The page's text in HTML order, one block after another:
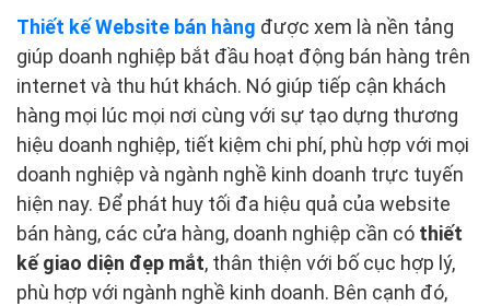
Thiết kế Website bán hàng được xem là nền tảng
giúp doanh nghiệp bắt đầu hoạt động bán hàng trên
internet và thu hút khách. Nó giúp tiếp cận khách
hàng mọi lúc mọi nơi cùng với sự tạo dựng thương
hiệu doanh nghiệp, tiết kiệm chi phí, phù hợp với mọi
doanh nghiệp và ngành nghề kinh doanh trực tuyến
hiện nay. Để phát huy tối đa hiệu quả của website
bán hàng, các cửa hàng, doanh nghiệp cần có thiết
kế giao diện đẹp mắt, thân thiện với bố cục hợp lý,
phù hợp với ngành nghề kinh doanh. Bên cạnh đó,